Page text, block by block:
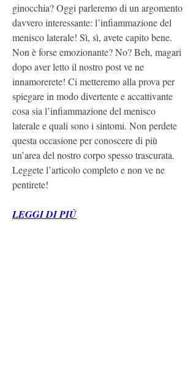
ginocchia? Oggi parleremo di un argomento
davvero interessante: l’infiammazione del
menisco laterale! Sì, sì, avete capito bene.
Non è forse emozionante? No? Beh, magari
dopo aver letto il nostro post ve ne
innamorerete! Ci metteremo alla prova per
spiegare in modo divertente e accattivante
cosa sia l’infiammazione del menisco
laterale e quali sono i sintomi. Non perdete
questa occasione per conoscere di più
un’area del nostro corpo spesso trascurata.
Leggete l’articolo completo e non ve ne
pentirete!
LEGGI DI PIÙ